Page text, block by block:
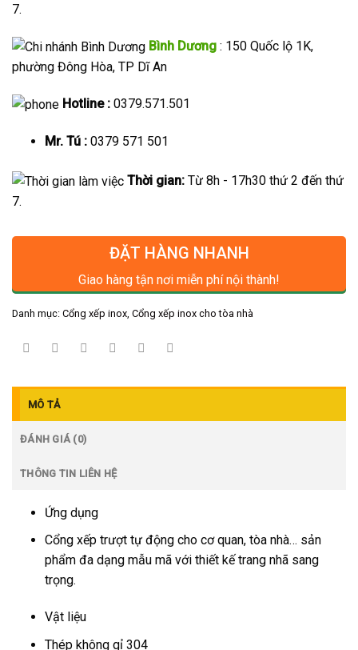
7.
Bình Dương : 150 Quốc lộ 1K,
phường Đông Hòa, TP Dĩ An
Hotline : 0379.571.501
Mr. Tú :0379 571 501
Thời gian: Từ 8h - 17h30 thứ 2 đến thứ
7.
ĐẶT HÀNG NHANH
Giao hàng tận nơi miễn phí nội thành!
Danh mục: Cổng xếp inox Cổng xếp inox cho tòa nhà
MÔ TẢ
ĐÁNH GIÁ (0)
THÔNG TIN LIÊN HỆ
Ứng dụng
Cổng xếp trượt tự động cho cơ quan, tòa nhà… sản
phẩm đa dạng mẫu mã với thiết kế trang nhã sang
trọng.
Vật liệu
Thép không gỉ 304